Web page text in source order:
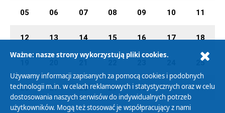
05 06 07 08 09 10 11
12 13 14 15 16 17 18
25
26 27 28 29 30 31 01
Ważne: nasze strony wykorzystują pliki cookies.
Używamy informacji zapisanych za pomocą cookies i podobnych
technologii m.in. w celach reklamowych i statystycznych oraz w celu
dostosowania naszych serwisów do indywidualnych potrzeb
użytkowników. Mogą też stosować je współpracujący z nami